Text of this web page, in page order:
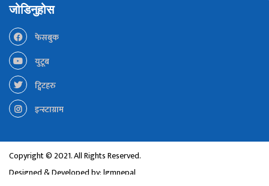
जोडिनुहोस
फेसबुक
युटूब
ट्विटहरु
इन्स्टाग्राम
Copyright © 2021. All Rights Reserved.
Designed & Developed by:lgmnepal